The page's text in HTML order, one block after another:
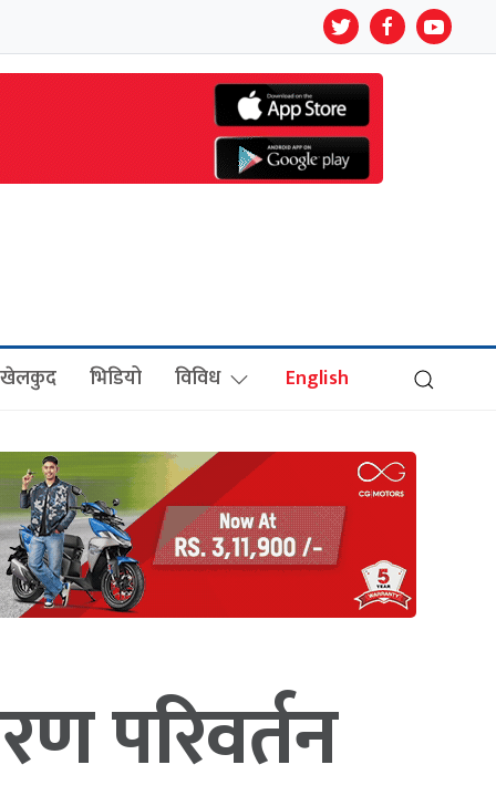
खेलकुद भिडियो विविध English
परिवर्तन